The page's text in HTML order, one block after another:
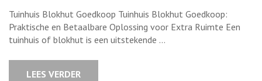
Tuinhuis
of
Tuinhuis Blokhut Goedkoop Tuinhuis Blokhut Goedkoop:
Praktische en Betaalbare Oplossing voor Extra Ruimte Een
tuinhuis of blokhut is een uitstekende …
LEES VERDER